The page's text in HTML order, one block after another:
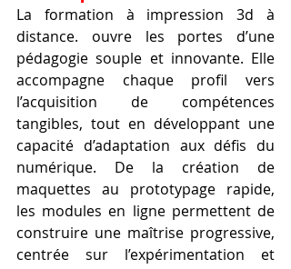
La formation à impression 3d à
distance. ouvre les portes d’une
pédagogie souple et innovante. Elle
accompagne chaque profil vers
l’acquisition de compétences
tangibles, tout en développant une
capacité d’adaptation aux défis du
numérique. De la création de
maquettes au prototypage rapide,
les modules en ligne permettent de
construire une maîtrise progressive,
centrée sur l’expérimentation et